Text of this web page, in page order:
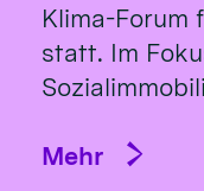
Klima-Forum
statt. Im
Mehr